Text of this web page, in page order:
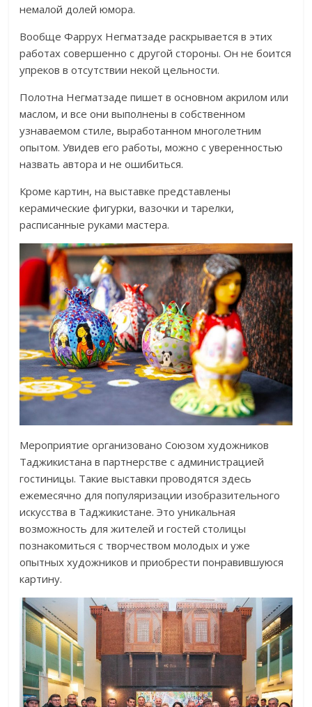
немалой долей юмора.
Вообще Фаррух Негматзаде раскрывается в этих
работах совершенно с другой стороны. Он не боится
упреков в отсутствии некой цельности.
Полотна Негматзаде пишет в основном акрилом или
маслом, и все они выполнены в собственном
узнаваемом стиле, выработанном многолетним
опытом. Увидев его работы, можно с уверенностью
назвать автора и не ошибиться.
Кроме картин, на выставке представлены
керамические фигурки, вазочки и тарелки,
расписанные руками мастера.
Мероприятие организовано Союзом художников
Таджикистана в партнерстве с администрацией
гостиницы. Такие выставки проводятся здесь
ежемесячно для популяризации изобразительного
искусства в Таджикистане. Это уникальная
возможность для жителей и гостей столицы
познакомиться с творчеством молодых и уже
опытных художников и приобрести понравившуюся
картину.